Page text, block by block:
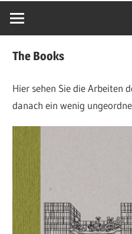
The Books
Hier sehen Sie die Arbeiten
danach ein wenig